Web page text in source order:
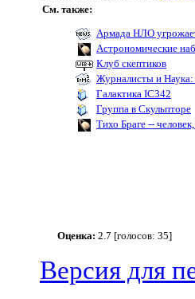
См. также:
Армада НЛО
Астрономические
Клуб скептиков
Журналисты и Наука:
Галактика IC342
Группа в Скульпторе
Тихо Браге --
Оценка: 2.7 [голосов: 35]
Версия для